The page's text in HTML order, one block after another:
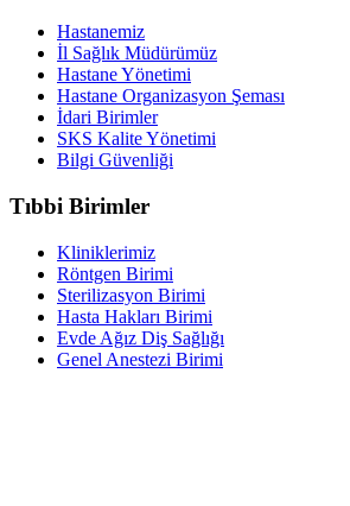
Hastanemiz
İl Sağlık Müdürümüz
Hastane Yönetimi
Hastane Organizasyon Şeması
İdari Birimler
SKS Kalite Yönetimi
Bilgi Güvenliği
Tıbbi Birimler
Kliniklerimiz
Röntgen Birimi
Sterilizasyon Birimi
Hasta Hakları Birimi
Evde Ağız Diş Sağlığı
Genel Anestezi Birimi